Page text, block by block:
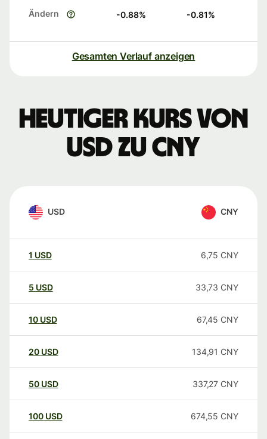
Ändern -0.88% -0.81%
Gesamten Verlauf anzeigen
Heutiger Kurs von
USD zu CNY
USD CNY
1 USD 6,75 CNY
5 USD 33,73 CNY
10 USD 67,45 CNY
20 USD 134,91 CNY
50 USD 337,27 CNY
100 USD 674,55 CNY